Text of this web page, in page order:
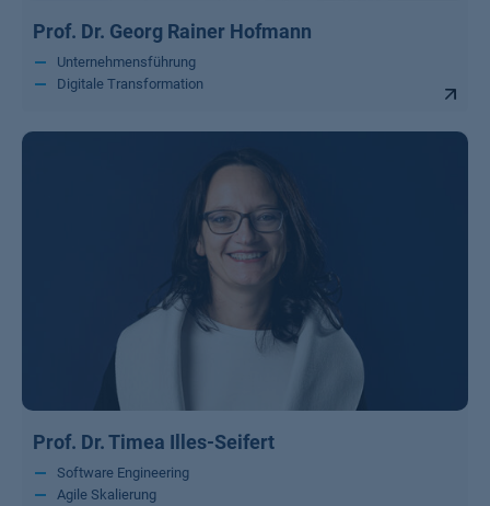
Prof. Dr. Georg Rainer Hofmann
Unternehmensführung
Digitale Transformation
Prof. Dr. Timea Illes-Seifert
Software Engineering
Agile Skalierung